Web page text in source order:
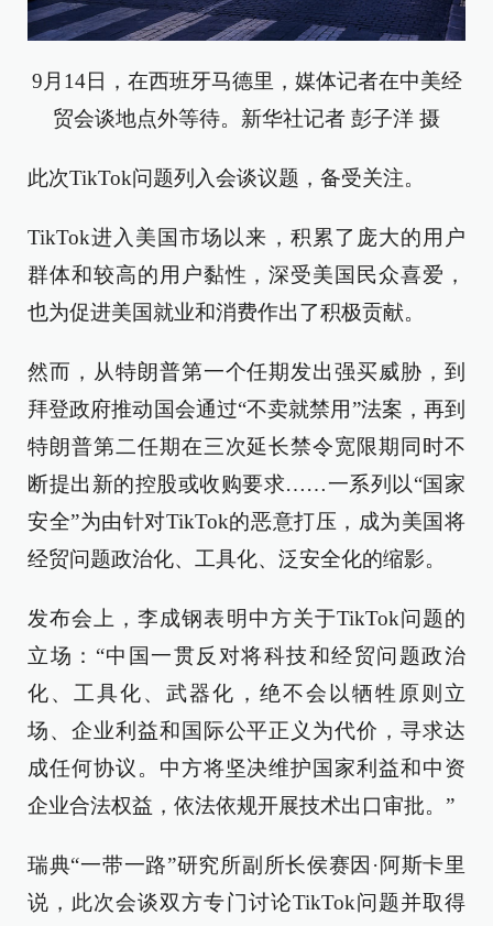
9月14日，在西班牙马德里，媒体记者在中美经
贸会谈地点外等待。新华社记者 彭子洋 摄
此次TikTok问题列入会谈议题，备受关注。
TikTok进入美国市场以来，积累了庞大的用户
群体和较高的用户黏性，深受美国民众喜爱，
也为促进美国就业和消费作出了积极贡献。
然而，从特朗普第一个任期发出强买威胁，到
拜登政府推动国会通过“不卖就禁用”法案，再到
特朗普第二任期在三次延长禁令宽限期同时不
断提出新的控股或收购要求……一系列以“国家
安全”为由针对TikTok的恶意打压，成为美国将
经贸问题政治化、工具化、泛安全化的缩影。
发布会上，李成钢表明中方关于TikTok问题的
立场：“中国一贯反对将科技和经贸问题政治
化、工具化、武器化，绝不会以牺牲原则立
场、企业利益和国际公平正义为代价，寻求达
成任何协议。中方将坚决维护国家利益和中资
企业合法权益，依法依规开展技术出口审批。”
瑞典“一带一路”研究所副所长侯赛因·阿斯卡里
说，此次会谈双方专门讨论TikTok问题并取得